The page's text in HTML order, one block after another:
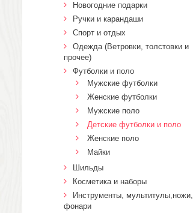
Новогодние подарки
Ручки и карандаши
Спорт и отдых
Одежда (Ветровки, толстовки и
прочее)
Футболки и поло
Мужские футболки
Женские футболки
Мужские поло
Детские футболки и поло
Женские поло
Майки
Шильды
Косметика и наборы
Инструменты, мультитулы,ножи,
фонари